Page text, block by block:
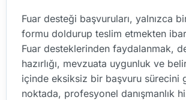
Fuar desteği başvuruları, yalnızca
formu doldurup teslim etmekten
Fuar desteklerinden faydalanmak,
hazırlığı, mevzuata uygunluk ve
içinde eksiksiz bir başvuru sürecini
noktada, profesyonel danışmanlık